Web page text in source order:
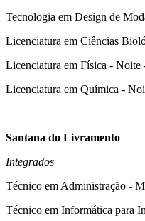
Tecnologia em Design de
Licenciatura em Ciências
Licenciatura em Física - Noite
Licenciatura em Química -
Santana do Livramento
Integrados
Técnico em Administração -
Técnico em Informática para